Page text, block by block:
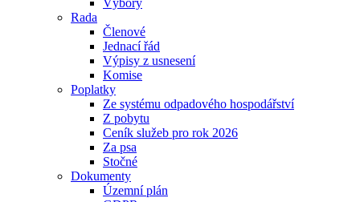
Výbory
Rada
Členové
Jednací řád
Výpisy z usnesení
Komise
Poplatky
Ze systému odpadového hospodářství
Z pobytu
Ceník služeb pro rok 2026
Za psa
Stočné
Dokumenty
Územní plán